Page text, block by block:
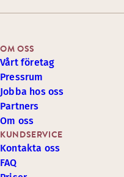
KUNDSERVICE
Kontakta oss
FAQ
OM OSS
Vårt företag
Pressrum
Jobba hos oss
Partners
Om oss